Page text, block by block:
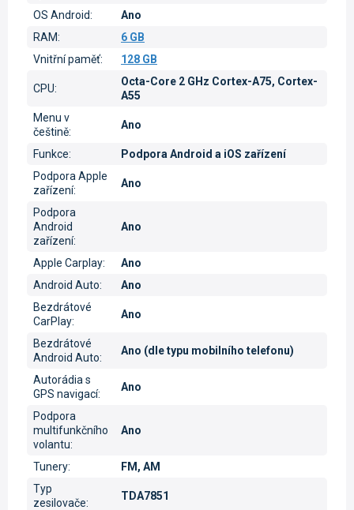
OS Android:
Ano
RAM:
6 GB
Vnitřní paměť: 128 GB
CPU:
Octa-Core 2 GHz Cortex-A75, Cortex-
A55
Menu v
češtině:
Ano
Funkce:
Podpora Android a iOS zařízení
Podpora Apple
zařízení:
Ano
Podpora
Android
zařízení:
Ano
Apple Carplay:
Ano
Android Auto:
Ano
Bezdrátové
CarPlay:
Ano
Bezdrátové
Android Auto:
Ano (dle typu mobilního telefonu)
Autorádia s
GPS navigací:
Ano
Podpora
multifunkčního
volantu:
Ano
Tunery:
FM, AM
Typ
zesilovače:
TDA7851